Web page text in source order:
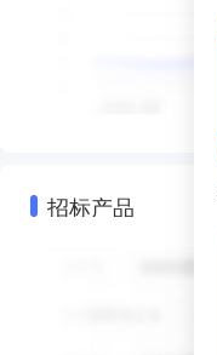
招标产品